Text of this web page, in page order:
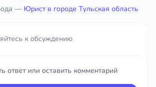
ответ или оставить комментарий
— Юрист в городе Тульская область
к обсуждению
ответ или оставить комментарий